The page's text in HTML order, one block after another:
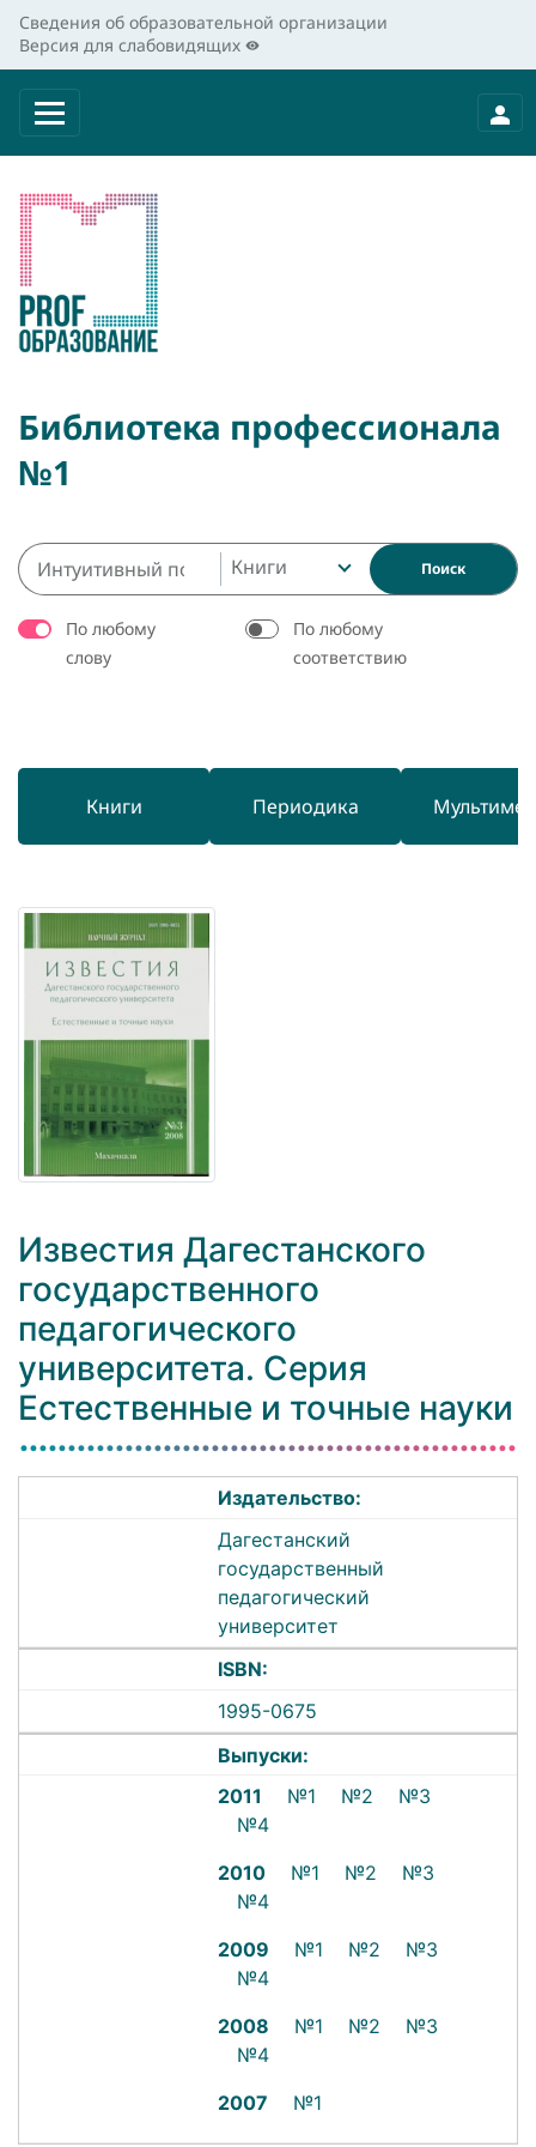
Сведения об образовательной организации
Версия для слабовидящих
Библиотека профессионала
№1
Книги Поиск
По любому
слову
По любому
соответствию
Книги Периодика
Известия Дагестанского
государственного
педагогического
университета. Серия
Естественные и точные науки
Издательство:
Дагестанский
государственный
педагогический
университет
ISBN:
1995-0675
Выпуски:
2011
№1 №2
№3
№4
2010
№1 №2
№3
№4
2009
№1 №2
№3
№4
2008
№1 №2
№3
№4
2007
№1